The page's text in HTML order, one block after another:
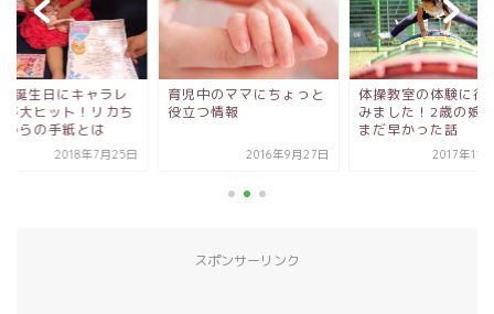
誕生日にキャラレ
が大ヒット！リカち
からの手紙とは
2018年7月25日
育児中のママにちょっと
役立つ情報
2016年9月27日
体操教室の体験に行
みました！2歳の娘
まだ早かった話
2017年11
スポンサーリンク